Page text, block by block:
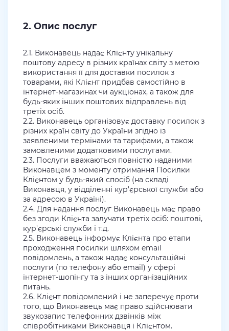
2. Опис послуг
2.1. Виконавець надає Клієнту унікальну
поштову адресу в різних країнах світу з метою
використання її для доставки посилок з
товарами, які Клієнт придбав самостійно в
інтернет-магазинах чи аукціонах, а також для
будь-яких інших поштових відправлень від
третіх осіб.
2.2. Виконавець організовує доставку посилок з
різних країн світу до України згідно із
заявленими термінами та тарифами, а також
замовленими додатковими послугами.
2.3. Послуги вважаються повністю наданими
Виконавцем з моменту отримання Посилки
Клієнтом у будь-який спосіб (на складі
Виконавця, у відділенні кур'єрської служби або
за адресою в Україні).
2.4. Для надання послуг Виконавець має право
без згоди Клієнта залучати третіх осіб: поштові,
кур'єрські служби і т.д.
2.5. Виконавець інформує Клієнта про етапи
проходження посилки шляхом email
повідомлень, а також надає консультаційні
послуги (по телефону або email) у сфері
інтернет-шопінгу та з інших організаційних
питань.
2.6. Клієнт повідомлений і не заперечує проти
того, що Виконавець має право здійснювати
звукозапис телефонних дзвінків між
співробітниками Виконавця і Клієнтом.